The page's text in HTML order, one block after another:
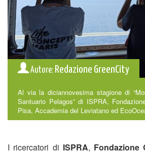
Autore: Redazione GreenCity
Al via la diciannovesima stagione di
Santuario Pelagos” di ISPRA,
Pisa, Accademia del Leviatano ed
I ricercatori di ISPRA, Fondazione